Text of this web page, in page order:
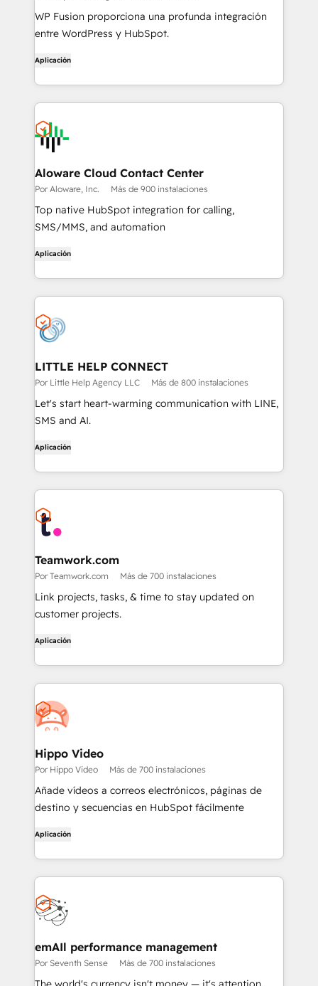
WP Fusion proporciona una profunda integración
entre WordPress y HubSpot.
Aplicación
Aloware Cloud Contact Center
Por Aloware, Inc. Más de 900 instalaciones
Top native HubSpot integration for calling,
SMS/MMS, and automation
Aplicación
LITTLE HELP CONNECT
Por Little Help Agency LLC Más de 800 instalaciones
Let's start heart-warming communication with LINE,
SMS and AI.
Aplicación
Teamwork.com
Por Teamwork.com Más de 700 instalaciones
Link projects, tasks, & time to stay updated on
customer projects.
Aplicación
Hippo Video
Por Hippo Video Más de 700 instalaciones
Añade vídeos a correos electrónicos, páginas de
destino y secuencias en HubSpot fácilmente
Aplicación
emAIl performance management
Por Seventh Sense Más de 700 instalaciones